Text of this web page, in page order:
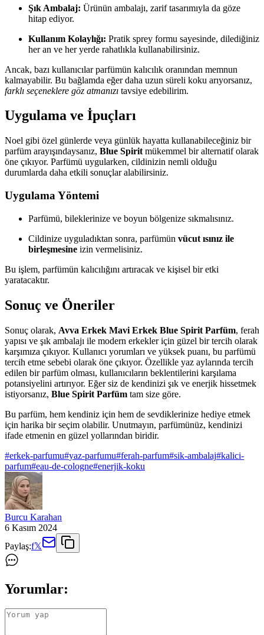
Şık Ambalaj: Ürünün ambalajı, zarif tasarımıyla da göze
hitap ediyor.
Kullanım Kolaylığı: Pratik sprey formu sayesinde, dilediğiniz
her an ve her yerde rahatlıkla kullanabilirsiniz.
Ancak, bazı kullanıcılar parfümün kalıcılık oranından memnun
kalmayabilir. Bu bağlamda eğer daha uzun süreli koku arıyorsanız,
farklı seçeneklere göz atmanızı tavsiye edebilirim.
Uygulama ve İpuçları
Noel gibi özel günlerde veya günlük hayatta kullanabileceğiniz bir
parfüm arayışındaysanız, Blue Spirit mükemmel bir alternatif olarak
öne çıkıyor. Parfümü uygularken, cildinizin nemli olduğu
durumlarda daha etkili sonuçlar alabilirsiniz.
Uygulama Yöntemi
Parfümü, bileklerinize ve boyun bölgenize sıkmalısınız.
Cildinize uyguladıktan sonra, parfümün vücut ısınız ile
birleşmesine izin vermelisiniz.
Bu işlem, parfümün kalıcılığını artıracak ve kişisel bir etki
yaratacaktır.
Sonuç ve Öneriler
Sonuç olarak, Avva Erkek Mavi Erkek Blue Spirit Parfüm, ferah
yapısı ve şık ambalajı ile modern erkekler için güzel bir tercih olarak
karşımıza çıkıyor. Kullanıcı yorumları ve yüksek puanı, bu parfümü
tercih etme sebebi olarak öne çıkıyor. Özellikle yaz aylarında tercih
edilen bir parfüm olması, kullanıcıların beklentilerini karşılama
potansiyelini artırıyor. Eğer siz de kendinizi şık ve enerjik hissetmek
istiyorsanız, Blue Spirit Parfüm tam size göre.
Bu parfüm, hem kendiniz için hem de sevdiklerinize hediye etmek
için harika bir seçim olabilir. Unutmayın, parfümünüz, kendinizi
ifade etmenin en güzel yollarından biridir.
#erkek-parfumu#yaz-parfumu#ferah-parfum#sik-ambalaj#kalici-
parfum#eau-de-cologne#enerjik-koku
Burcu Karahan
6 Kasım 2024
Paylaş:f𝕏
Yorumlar: